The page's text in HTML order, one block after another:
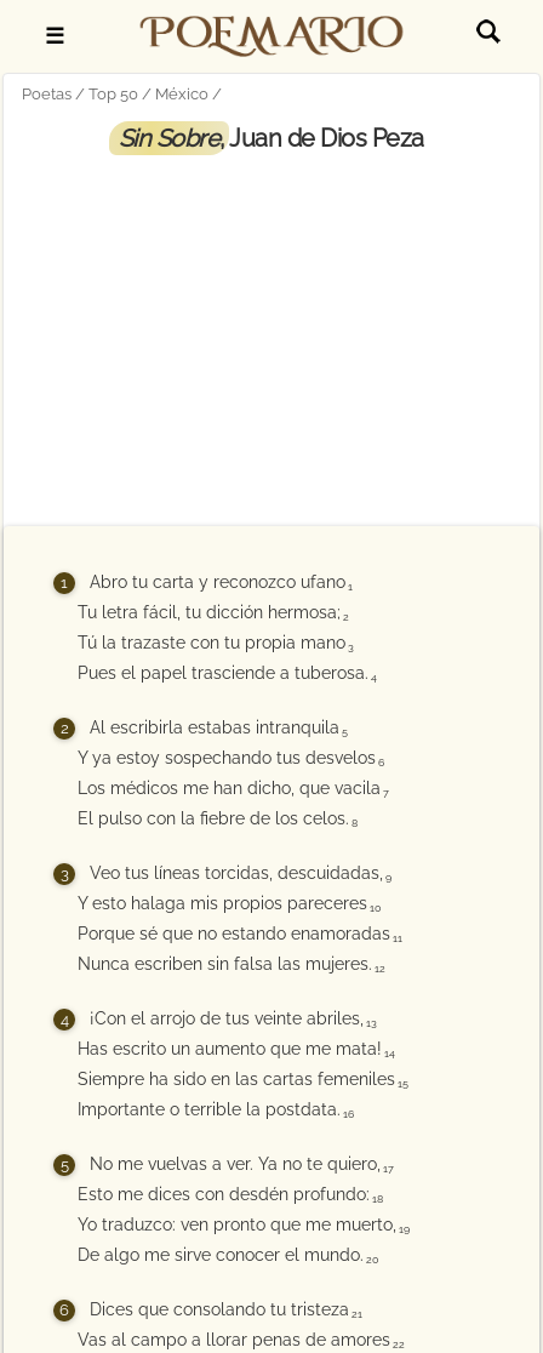
☰
Poetas Top 50 México
Sin Sobre, Juan de Dios Peza
Abro tu carta y reconozco ufano 1
Tu letra fácil, tu dicción hermosa; 2
Tú la trazaste con tu propia mano 3
Pues el papel trasciende a tuberosa. 4
Al escribirla estabas intranquila 5
Y ya estoy sospechando tus desvelos 6
Los médicos me han dicho, que vacila 7
El pulso con la fiebre de los celos. 8
Veo tus líneas torcidas, descuidadas, 9
Y esto halaga mis propios pareceres 10
Porque sé que no estando enamoradas 11
Nunca escriben sin falsa las mujeres. 12
¡Con el arrojo de tus veinte abriles, 13
Has escrito un aumento que me mata! 14
Siempre ha sido en las cartas femeniles 15
Importante o terrible la postdata. 16
No me vuelvas a ver. Ya no te quiero, 17
Esto me dices con desdén profundo: 18
Yo traduzco: ven pronto que me muerto, 19
De algo me sirve conocer el mundo. 20
Dices que consolando tu tristeza 21
Vas al campo a llorar penas de amores 22